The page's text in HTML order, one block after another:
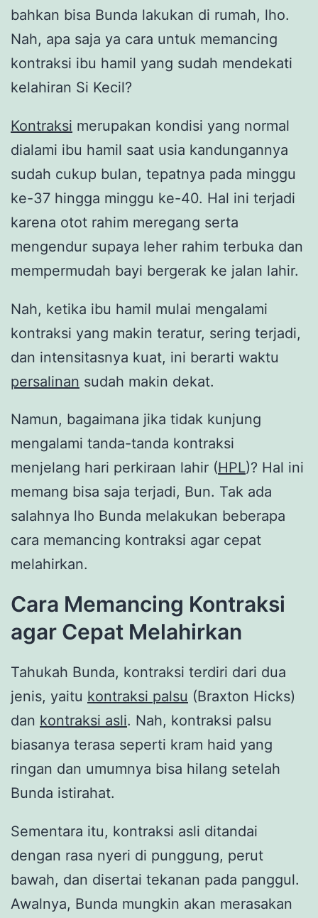
bahkan bisa Bunda lakukan di rumah, lho.
Nah, apa saja ya cara untuk memancing
kontraksi ibu hamil yang sudah mendekati
kelahiran Si Kecil?
Kontraksi merupakan kondisi yang normal
dialami ibu hamil saat usia kandungannya
sudah cukup bulan, tepatnya pada minggu
ke-37 hingga minggu ke-40. Hal ini terjadi
karena otot rahim meregang serta
mengendur supaya leher rahim terbuka dan
mempermudah bayi bergerak ke jalan lahir.
Nah, ketika ibu hamil mulai mengalami
kontraksi yang makin teratur, sering terjadi,
dan intensitasnya kuat, ini berarti waktu
persalinan sudah makin dekat.
Namun, bagaimana jika tidak kunjung
mengalami tanda-tanda kontraksi
menjelang hari perkiraan lahir (HPL)? Hal ini
memang bisa saja terjadi, Bun. Tak ada
salahnya lho Bunda melakukan beberapa
cara memancing kontraksi agar cepat
melahirkan.
Cara Memancing Kontraksi
agar Cepat Melahirkan
Tahukah Bunda, kontraksi terdiri dari dua
jenis, yaitu kontraksi palsu (Braxton Hicks)
dan kontraksi asli. Nah, kontraksi palsu
biasanya terasa seperti kram haid yang
ringan dan umumnya bisa hilang setelah
Bunda istirahat.
Sementara itu, kontraksi asli ditandai
dengan rasa nyeri di punggung, perut
bawah, dan disertai tekanan pada panggul.
Awalnya, Bunda mungkin akan merasakan